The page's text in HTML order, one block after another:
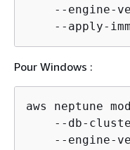
--engine-
--apply-
Pour Windows :
aws neptune
--db-
--engine-